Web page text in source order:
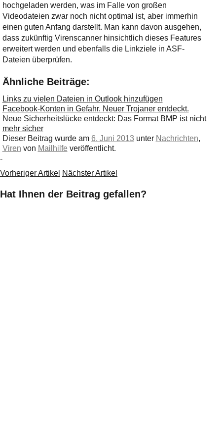
hochgeladen werden, was im Falle von großen
Videodateien zwar noch nicht optimal ist, aber immerhin
einen guten Anfang darstellt. Man kann davon ausgehen,
dass zukünftig Virenscanner hinsichtlich dieses Features
erweitert werden und ebenfalls die Linkziele in ASF-
Dateien überprüfen.
Ähnliche Beiträge:
Links zu vielen Dateien in Outlook hinzufügen
Facebook-Konten in Gefahr. Neuer Trojaner entdeckt.
Neue Sicherheitslücke entdeckt: Das Format BMP ist nicht
mehr sicher
Dieser Beitrag wurde am 6. Juni 2013 unter Nachrichten,
Viren von Mailhilfe veröffentlicht.
-
Vorheriger Artikel Nächster Artikel
Hat Ihnen der Beitrag gefallen?